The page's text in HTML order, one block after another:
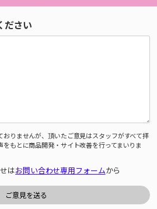
ださい
おりませんが、頂いたご意見はスタッフがすべて拝
をもとに商品開発・サイト改善を行ってまいりま
はお問い合わせ専用フォームから